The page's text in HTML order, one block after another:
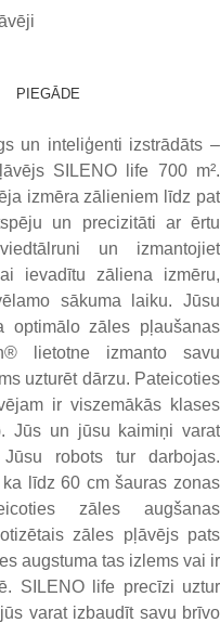
PIEGĀDE
un inteliģenti izstrādāts –
SILENO life 700 m².
izmēra zālieniem līdz pat
un precizitāti ar ērtu
un izmantojiet
ievadītu zāliena izmēru,
sākuma laiku. Jūsu
optimālo zāles pļaušanas
lietotne izmanto savu
uzturēt dārzu. Pateicoties
ir viszemākās klases
Jūs un jūsu kaimiņi varat
robots tur darbojas.
līdz 60 cm šauras zonas
zāles augšanas
zāles pļāvējs pats
augstuma tas izlems vai ir
SILENO life precīzi uztur
varat izbaudīt savu brīvo